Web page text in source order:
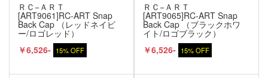
ＲＣ−ＡＲＴ
[ART9061]RC-ART Snap
Back Cap （レッドネイビ
ー/ロゴレッド）
￥6,526- 15% OFF
ＲＣ−ＡＲＴ
[ART9065]RC-ART Snap
Back Cap （ブラックホワ
イト/ロゴブラック）
￥6,526- 15% OFF